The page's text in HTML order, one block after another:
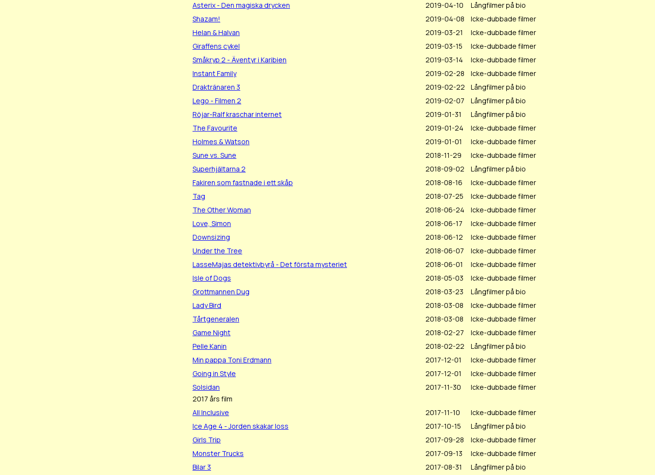
Asterix - Den magiska drycken
2019-04-10
Långfilmer på bio
Shazam!
2019-04-08
Icke-dubbade filmer
Helan & Halvan
2019-03-21
Icke-dubbade filmer
Giraffens cykel
2019-03-15
Icke-dubbade filmer
Småkryp 2 - Äventyr i Karibien
2019-03-14
Icke-dubbade filmer
Instant Family
2019-02-28
Icke-dubbade filmer
Draktränaren 3
2019-02-22
Långfilmer på bio
Lego - Filmen 2
2019-02-07
Långfilmer på bio
Röjar-Ralf kraschar internet
2019-01-31
Långfilmer på bio
The Favourite
2019-01-24
Icke-dubbade filmer
Holmes & Watson
2019-01-01
Icke-dubbade filmer
Sune vs. Sune
2018-11-29
Icke-dubbade filmer
Superhjältarna 2
2018-09-02
Långfilmer på bio
Fakiren som fastnade i ett skåp
2018-08-16
Icke-dubbade filmer
Tag
2018-07-25
Icke-dubbade filmer
The Other Woman
2018-06-24
Icke-dubbade filmer
Love, Simon
2018-06-17
Icke-dubbade filmer
Downsizing
2018-06-12
Icke-dubbade filmer
Under the Tree
2018-06-07
Icke-dubbade filmer
LasseMajas detektivbyrå - Det första mysteriet
2018-06-01
Icke-dubbade filmer
Isle of Dogs
2018-05-03
Icke-dubbade filmer
Grottmannen Dug
2018-03-23
Långfilmer på bio
Lady Bird
2018-03-08
Icke-dubbade filmer
Tårtgeneralen
2018-03-08
Icke-dubbade filmer
Game Night
2018-02-27
Icke-dubbade filmer
Pelle Kanin
2018-02-22
Långfilmer på bio
Min pappa Toni Erdmann
2017-12-01
Icke-dubbade filmer
Going in Style
2017-12-01
Icke-dubbade filmer
Solsidan
2017 års film
2017-11-30 Icke-dubbade filmer
All Inclusive 2017-11-10
Icke-dubbade filmer
Ice Age 4 - Jorden skakar loss
2017-10-15
Långfilmer på bio
Girls Trip
2017-09-28
Icke-dubbade filmer
Monster Trucks
2017-09-13
Icke-dubbade filmer
Bilar 3
2017-08-31 Långfilmer på bio